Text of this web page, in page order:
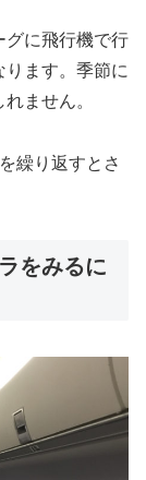
グに飛行機で行
ります。季節に
ません。
繰り返すとさ
をみるに